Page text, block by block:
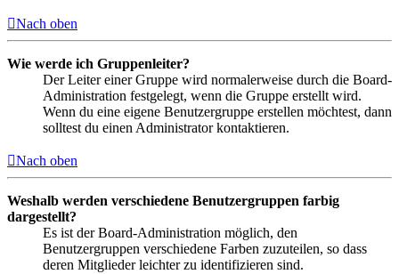
Nach oben
Wie werde ich Gruppenleiter?
Der Leiter einer Gruppe wird normalerweise durch die Board-
Administration festgelegt, wenn die Gruppe erstellt wird.
Wenn du eine eigene Benutzergruppe erstellen möchtest, dann
solltest du einen Administrator kontaktieren.
Nach oben
Weshalb werden verschiedene Benutzergruppen farbig
dargestellt?
Es ist der Board-Administration möglich, den
Benutzergruppen verschiedene Farben zuzuteilen, so dass
deren Mitglieder leichter zu identifizieren sind.